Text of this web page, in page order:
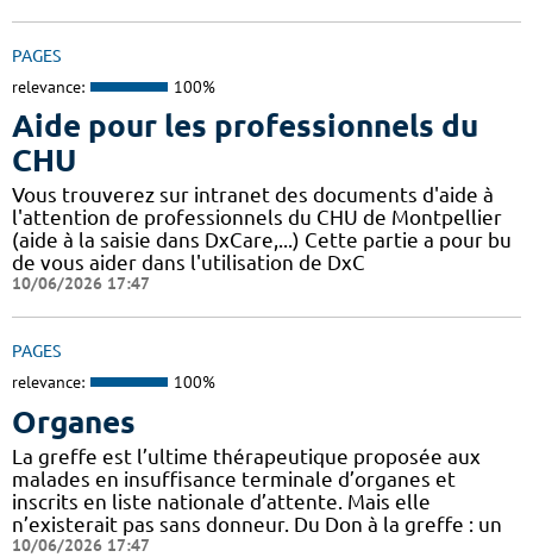
PAGES
relevance: 100%
Aide pour les professionnels du
CHU
Vous trouverez sur intranet des documents d'aide à
l'attention de professionnels du CHU de Montpellier
(aide à la saisie dans DxCare,...) Cette partie a pour bu
de vous aider dans l'utilisation de DxC
10/06/2026 17:47
PAGES
relevance: 100%
Organes
La greffe est l’ultime thérapeutique proposée aux
malades en insuffisance terminale d’organes et
inscrits en liste nationale d’attente. Mais elle
n’existerait pas sans donneur. Du Don à la greffe : un
10/06/2026 17:47